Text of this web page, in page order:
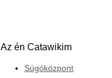
Az én Catawikim
Súgóközpont